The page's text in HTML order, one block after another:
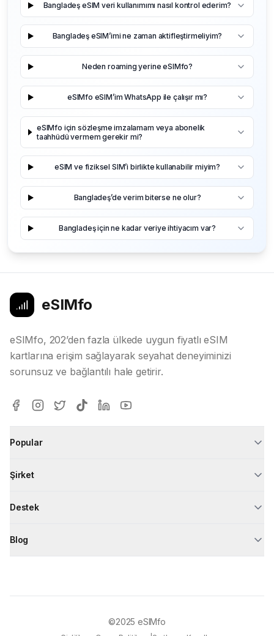
Bangladeş eSIM veri kullanımımı nasıl kontrol ederim?
Bangladeş eSIM’imi ne zaman aktifleştirmeliyim?
Neden roaming yerine eSIMfo?
eSIMfo eSIM’im WhatsApp ile çalışır mı?
eSIMfo için sözleşme imzalamam veya abonelik
taahhüdü vermem gerekir mi?
eSIM ve fiziksel SIM’i birlikte kullanabilir miyim?
Bangladeş’de verim biterse ne olur?
Bangladeş için ne kadar veriye ihtiyacım var?
eSIMfo
eSIMfo, 202’den fazla ülkede uygun fiyatlı eSIM
kartlarına erişim sağlayarak seyahat deneyiminizi
sorunsuz ve bağlantılı hale getirir.
Popular
Şirket
Destek
Blog
©2025 eSIMfo